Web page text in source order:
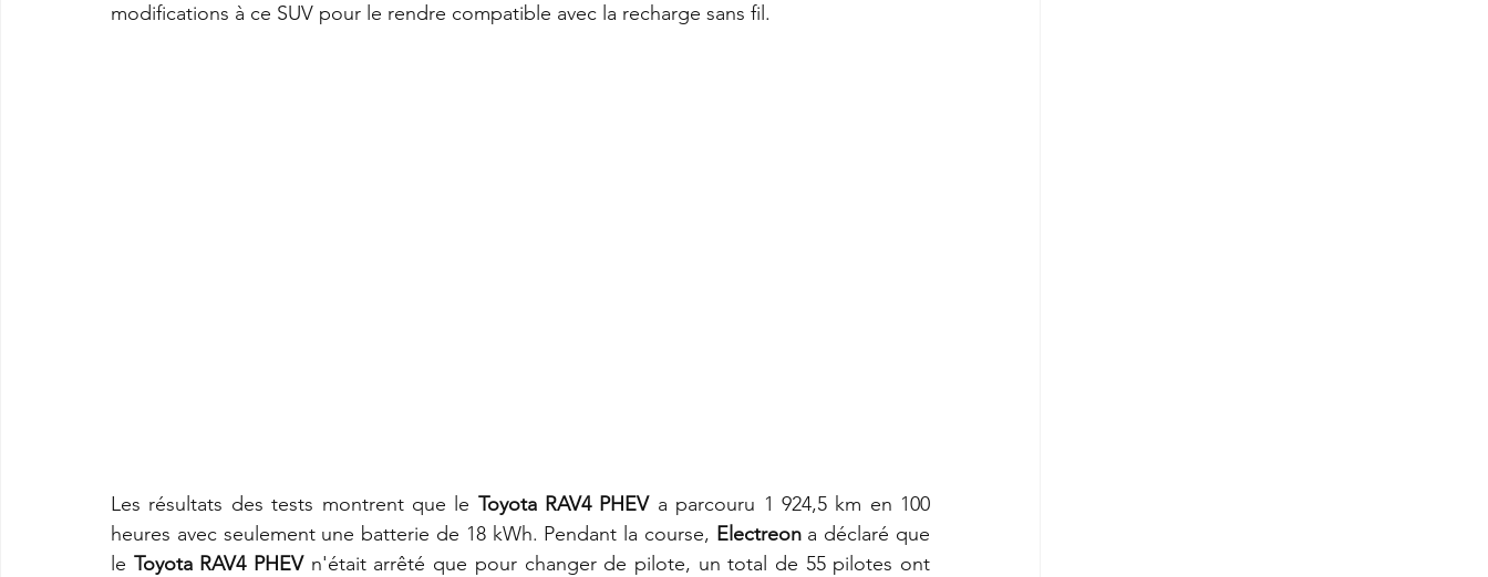
modifications à ce SUV pour le rendre compatible avec la recharge sans fil.
Les résultats des tests montrent que le Toyota RAV4 PHEV a parcouru 1 924,5 km en 100
heures avec seulement une batterie de 18 kWh. Pendant la course, Electreon a déclaré que
le Toyota RAV4 PHEV n'était arrêté que pour changer de pilote, un total de 55 pilotes ont